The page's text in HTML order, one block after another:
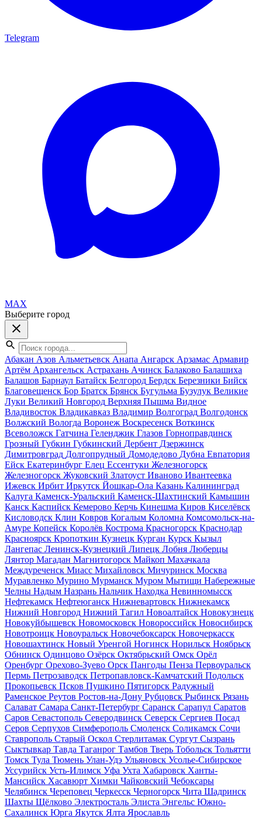
Telegram
MAX
Выберите город
Абакан Азов Альметьевск Анапа Ангарск Арзамас Армавир
Артём Архангельск Астрахань Ачинск Балаково Балашиха
Балашов Барнаул Батайск Белгород Бердск Березники Бийск
Благовещенск Бор Братск Брянск Бугульма Бузулук Великие
Луки Великий Новгород Верхняя Пышма Видное
Владивосток Владикавказ Владимир Волгоград Волгодонск
Волжский Вологда Воронеж Воскресенск Воткинск
Всеволожск Гатчина Геленджик Глазов Горноправдинск
Грозный Губкин Губкинский Дербент Дзержинск
Димитровград Долгопрудный Домодедово Дубна Евпатория
Ейск Екатеринбург Елец Ессентуки Железногорск
Железногорск Жуковский Златоуст Иваново Ивантеевка
Ижевск Ирбит Иркутск Йошкар-Ола Казань Калининград
Калуга Каменск-Уральский Каменск-Шахтинский Камышин
Канск Каспийск Кемерово Керчь Кинешма Киров Киселёвск
Кисловодск Клин Ковров Когалым Коломна Комсомольск-на-
Амуре Копейск Королёв Кострома Красногорск Краснодар
Красноярск Кропоткин Кузнецк Курган Курск Кызыл
Лангепас Ленинск-Кузнецкий Липецк Лобня Люберцы
Лянтор Магадан Магнитогорск Майкоп Махачкала
Междуреченск Миасс Михайловск Мичуринск Москва
Муравленко Мурино Мурманск Муром Мытищи Набережные
Челны Надым Назрань Нальчик Находка Невинномысск
Нефтекамск Нефтеюганск Нижневартовск Нижнекамск
Нижний Новгород Нижний Тагил Новоалтайск Новокузнецк
Новокуйбышевск Новомосковск Новороссийск Новосибирск
Новотроицк Новоуральск Новочебоксарск Новочеркасск
Новошахтинск Новый Уренгой Ногинск Норильск Ноябрьск
Обнинск Одинцово Озёрск Октябрьский Омск Орёл
Оренбург Орехово-Зуево Орск Пангоды Пенза Первоуральск
Пермь Петрозаводск Петропавловск-Камчатский Подольск
Прокопьевск Псков Пушкино Пятигорск Радужный
Раменское Реутов Ростов-на-Дону Рубцовск Рыбинск Рязань
Салават Самара Санкт-Петербург Саранск Сарапул Саратов
Саров Севастополь Северодвинск Северск Сергиев Посад
Серов Серпухов Симферополь Смоленск Соликамск Сочи
Ставрополь Старый Оскол Стерлитамак Сургут Сызрань
Сыктывкар Тавда Таганрог Тамбов Тверь Тобольск Тольятти
Томск Тула Тюмень Улан-Удэ Ульяновск Усолье-Сибирское
Уссурийск Усть-Илимск Уфа Ухта Хабаровск Ханты-
Мансийск Хасавюрт Химки Чайковский Чебоксары
Челябинск Череповец Черкесск Черногорск Чита Шадринск
Шахты Щёлково Электросталь Элиста Энгельс Южно-
Сахалинск Юрга Якутск Ялта Ярославль